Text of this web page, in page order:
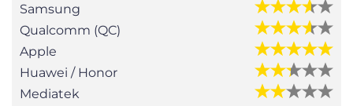
Samsung
Qualcomm (QC)
Apple
Huawei / Honor
Mediatek